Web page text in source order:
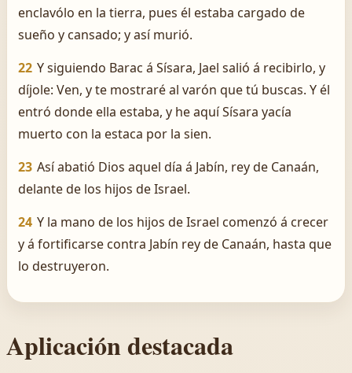
enclavólo en la tierra, pues él estaba cargado de
sueño y cansado; y así murió.
22 Y siguiendo Barac á Sísara, Jael salió á recibirlo, y
díjole: Ven, y te mostraré al varón que tú buscas. Y él
entró donde ella estaba, y he aquí Sísara yacía
muerto con la estaca por la sien.
23 Así abatió Dios aquel día á Jabín, rey de Canaán,
delante de los hijos de Israel.
24 Y la mano de los hijos de Israel comenzó á crecer
y á fortificarse contra Jabín rey de Canaán, hasta que
lo destruyeron.
Aplicación destacada